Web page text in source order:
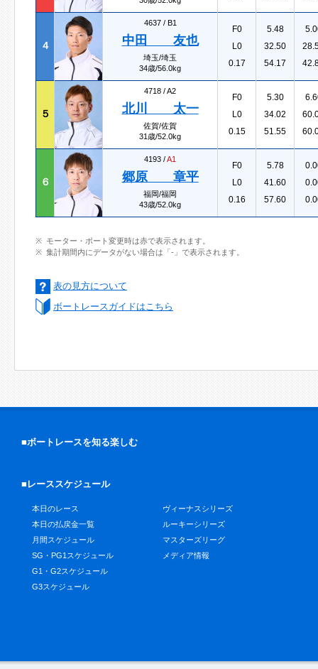
４
4637 / B1
中田 友也
埼玉/埼玉
34歳/56.0kg
F0
L0
0.17
5.48
32.50
54.17
５
4718 /A2
北川 太一
佐賀/佐賀
31歳/52.0kg
F0
L0
0.15
5.30
34.02
51.55
６
4193 /A1
郷原 章平
福岡/福岡
43歳/52.0kg
F0
L0
0.16
5.78
41.60
57.60
モーター・ボート変更時は赤で表示されます。
集計期間内にデータがない場合は「-」で表示されます。
表の見方について
ボートレースガイドはこちら
■ボートレースを知る楽しむ
■レーススケジュール
本日のレース
本日の払戻金一覧
月間スケジュール
SG・PG1スケジュール
G1・G2スケジュール
G3スケジュール
ヴィーナスシリーズ
ルーキーシリーズ
マスターズリーグ
メディア情報